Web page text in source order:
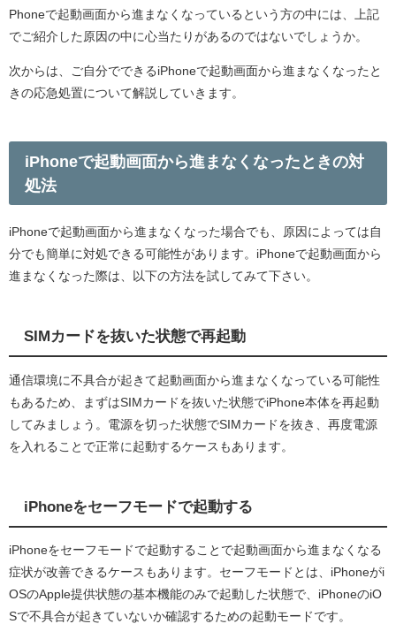
Phoneで起動画面から進まなくなっているという方の中には、上記
でご紹介した原因の中に心当たりがあるのではないでしょうか。
次からは、ご自分でできるiPhoneで起動画面から進まなくなったと
きの応急処置について解説していきます。
iPhoneで起動画面から進まなくなったときの対
処法
iPhoneで起動画面から進まなくなった場合でも、原因によっては自
分でも簡単に対処できる可能性があります。iPhoneで起動画面から
進まなくなった際は、以下の方法を試してみて下さい。
SIMカードを抜いた状態で再起動
通信環境に不具合が起きて起動画面から進まなくなっている可能性
もあるため、まずはSIMカードを抜いた状態でiPhone本体を再起動
してみましょう。電源を切った状態でSIMカードを抜き、再度電源
を入れることで正常に起動するケースもあります。
iPhoneをセーフモードで起動する
iPhoneをセーフモードで起動することで起動画面から進まなくなる
症状が改善できるケースもあります。セーフモードとは、iPhoneがi
OSのApple提供状態の基本機能のみで起動した状態で、iPhoneのiO
Sで不具合が起きていないか確認するための起動モードです。